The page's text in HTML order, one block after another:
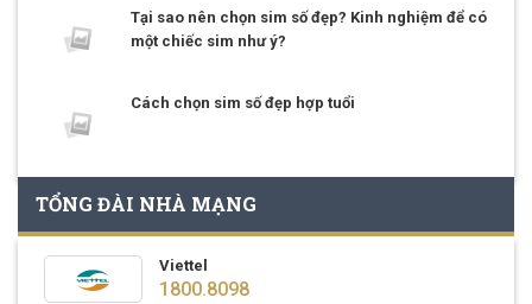
Tại sao nên chọn sim số đẹp? Kinh nghiệm để có
một chiếc sim như ý?
Cách chọn sim số đẹp hợp tuổi
TỔNG ĐÀI NHÀ MẠNG
Viettel
1800.8098